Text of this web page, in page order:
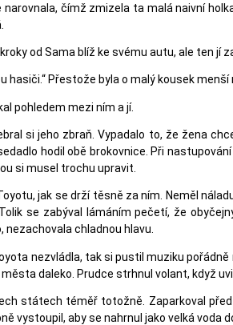
čímž zmizela ta malá naivní
od Sama blíž ke svému autu, ale ten jí
hasiči.“ Přestože byla o malý kousek
pohledem mezi ním a jí.
si jeho zbraň. Vypadalo to, že žena
hodil obě brokovnice. Při
si musel trochu upravit.
jak se drží těsně za ním. Neměl
se zabýval lámáním pečetí, že
nezachovala chladnou hlavu.
nezvládla, tak si pustil muziku
daleko. Prudce strhnul volant, když
státech téměř totožně. Zaparkoval
vystoupil, aby se nahrnul jako velká voda